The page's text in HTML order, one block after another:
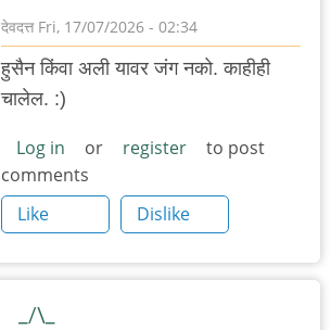
देवदत्तFri, 17/07/2026 - 02:34
In
reply
“हवाई
यजमानिणी”…
by
'न'वी
बाजू
हुसैन किंवा अली यावर जंग नको. काहीही
चालेल. :)
Log in or register
to post
comments
Like
Dislike
_/\_